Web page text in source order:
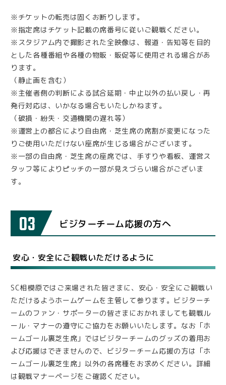
※チケットの転売は固くお断りします。
※指定席はチケット記載の席番号に従いご観戦ください。
※スタジアム内で撮影された全映像は、報道・告知等を目的
とした各種番組や各種の物販・販促等に使用される場合があ
ります。
（静止画を含む）
※主催者側の判断による試合延期・中止以外の払い戻し・再
発行対応は、いかなる場合もいたしかねます。
（破損・紛失・交通機関の遅れ等）
※運営上の都合により自由席・芝生席の席割が変更になった
りご使用いただけない座席が生じる場合がございます。
※一部の自由席・芝生席の座席では、手すりや看板、運営ス
タッフ等によりピッチの一部が見えづらい場合がございま
す。
03 ビジターチーム応援の方へ
安心・安全にご観戦いただけるように
SC相模原ではご来場された皆さまに、安心・安全にご観戦い
ただけるようホームゲームを主管して参ります。ビジターチ
ームのファン・サポーターの皆さまにおかれましても観戦ル
ール・マナーの遵守にご協力をお願いいたします。なお「ホ
ームゴール裏芝生席」ではビジターチームのグッズの着用お
よび応援はできませんので、ビジターチーム応援の方は「ホ
ームゴール裏芝生席」以外の各席種をお求めください。詳細
は観戦マナーページをご確認ください。